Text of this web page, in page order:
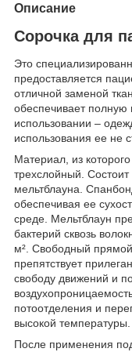
Описание
Сорочка для
Это
предоставляется
отличной заменой
обеспечивает полную
использовании –
использования ее не
Материал, из
трехслойный.
мельтблауна.
обеспечивая ее
среде. Мельтблаун
бактерий сквозь
м². Свободный
препятствует
свободу движений и
потоотделения и
высокой температуры.
После применения